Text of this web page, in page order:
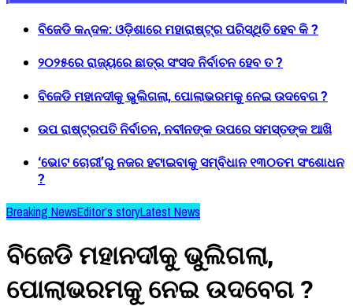
ବିଜେଡି କନ୍ଦଳ: ଓଡ଼ିଶାରେ ମହାରାଷ୍ଟ୍ର ପରିସ୍ଥିତି ହେବ କି ?
୨୦୨୫ରେ ରାଜ୍ୟରେ ଛାତ୍ର ସଂସଦ ନିର୍ବାଚନ ହେବ ତ ?
ବିଜେଡି ମହାନଦୀକୁ ଭୁଲିଗଲା, ପୋଲାଭରମକୁ ନେଇ ଉଦବେଗ ?
ଉପ ରାଷ୍ଟ୍ରପତି ନିର୍ବାଚନ, ନବୀନଙ୍କ ଉପରେ ସମସ୍ତଙ୍କ ଆଖି
‘ଭୋଟ ଚୋରୀ’ରୁ ନଜର ହଟାଇବାକୁ ସମ୍ବିଧାନ ୧୩୦ତମ ସଂଶୋଧନ
?
Breaking NewsEditor’s storyLatest News
ବିଜେଡି ମହାନଦୀକୁ ଭୁଲିଗଲା,
ପୋଲାଭରମକୁ ନେଇ ଉଦବେଗ ?